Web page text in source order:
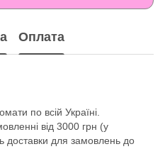
Оплата
по всій Україні.
від 3000 грн (у
доставки для замовлень до